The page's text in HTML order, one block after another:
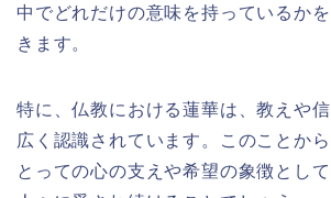
中でどれだけの意味を持っているか
きます。
特に、仏教における蓮華は、教えや
広く認識されています。このことか
とっての心の支えや希望の象徴とし